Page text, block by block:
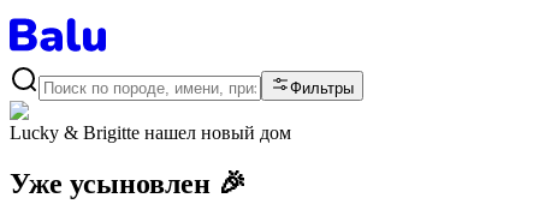
Фильтры
Lucky & Brigitte нашел новый дом
Уже усыновлен 🎉